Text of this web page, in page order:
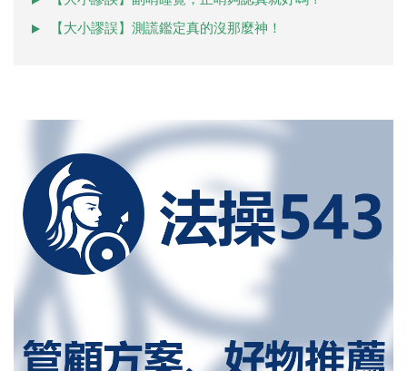
【大小謬誤】測謊鑑定真的沒那麼神！